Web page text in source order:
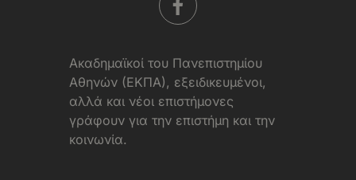
Aκαδημαϊκοί του Πανεπιστημίου
Αθηνών (ΕΚΠΑ), εξειδικευμένοι,
αλλά και νέοι επιστήμονες
γράφουν για την επιστήμη και την
κοινωνία.